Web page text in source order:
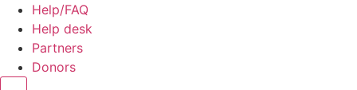
Help/FAQ
Help desk
Partners
Donors